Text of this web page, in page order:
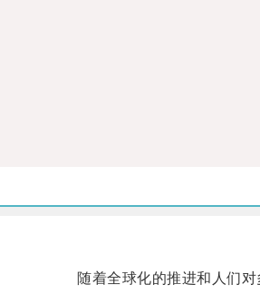
随着全球化的推进和人们对